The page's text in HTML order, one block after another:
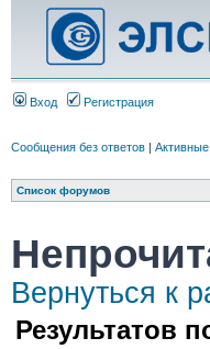
Вход Регистрация
Сообщения без ответов |
Список форумов
Вернуться к
Результатов